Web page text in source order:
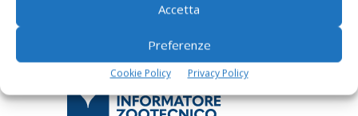
Accetta
Preferenze
Cookie Policy Privacy Policy